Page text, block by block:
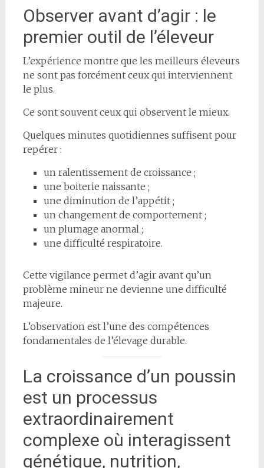
Observer avant d’agir : le
premier outil de l’éleveur
L’expérience montre que les meilleurs éleveurs
ne sont pas forcément ceux qui interviennent
le plus.
Ce sont souvent ceux qui observent le mieux.
Quelques minutes quotidiennes suffisent pour
repérer :
un ralentissement de croissance ;
une boiterie naissante ;
une diminution de l’appétit ;
un changement de comportement ;
un plumage anormal ;
une difficulté respiratoire.
Cette vigilance permet d’agir avant qu’un
problème mineur ne devienne une difficulté
majeure.
L’observation est l’une des compétences
fondamentales de l’élevage durable.
La croissance d’un poussin
est un processus
extraordinairement
complexe où interagissent
génétique, nutrition,